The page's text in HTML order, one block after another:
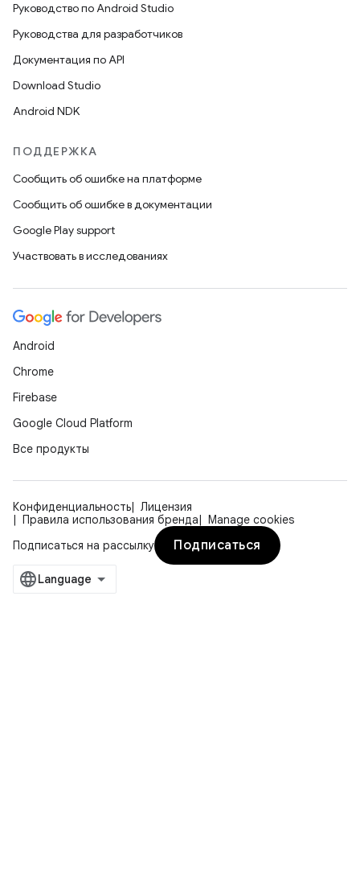
Руководство по Android Studio
Руководства для разработчиков
Документация по API
Download Studio
Android NDK
ПОДДЕРЖКА
Сообщить об ошибке на платформе
Сообщить об ошибке в документации
Google Play support
Участвовать в исследованиях
Android
Chrome
Firebase
Google Cloud Platform
Все продукты
Конфиденциальность
Лицензия
Правила использования бренда
Manage cookies
Подписаться на рассылку
Подписаться